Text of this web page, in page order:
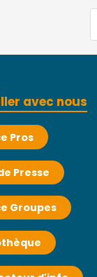
avec nous
Pros
Presse
Groupes